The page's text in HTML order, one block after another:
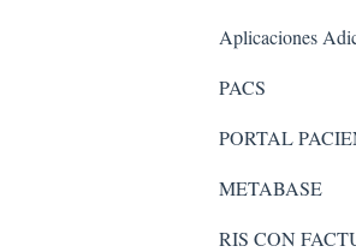
Aplicaciones
Aplicaciones
PACS
PACS 5
Administrador
Pacs
PORTAL
METABASE
Metabase
RIS CON